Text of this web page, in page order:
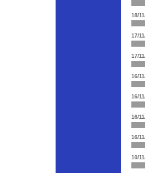
18/
17/
17/
16/
16/
16/
16/
10/